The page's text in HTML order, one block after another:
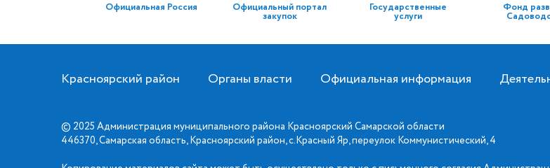
Официальная Россия Официальный портал
закупок
Государственные
услуги
Фонд
Красноярский район Органы власти Официальная информация
© 2025 Администрация муниципального района Красноярский Самарской области
446370, Самарская область, Красноярский район, с.Красный Яр, переулок Коммунистический, 4